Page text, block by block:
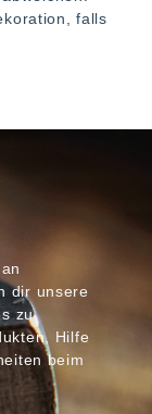
falls
dir unsere
zu
Hilfe
beim